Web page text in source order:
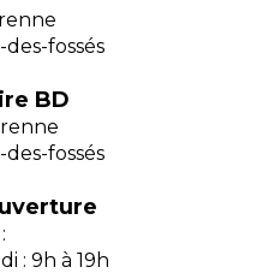
fossés
BD
fossés
: 9h à 19h